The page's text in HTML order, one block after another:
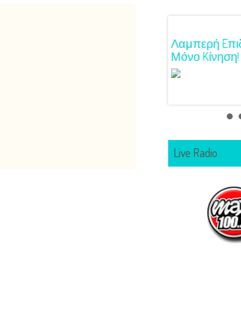
3 Προτάσεις
Για Όλα Τα
Live Radio